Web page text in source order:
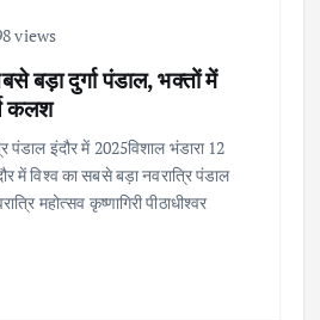
views
बड़ा दुर्गा पंडाल, भक्तों में
कलश
पंडाल इंदौर में 2025विशाल भंडारा 12
में विश्व का सबसे बड़ा नवरात्रि पंडाल
महोत्सव कृष्णागिरी पीठाधीश्वर